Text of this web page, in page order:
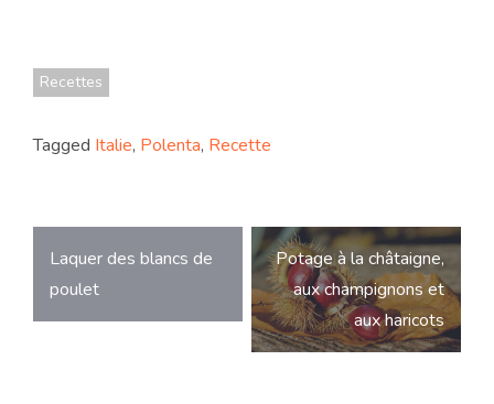
Recettes
Tagged Italie, Polenta, Recette
Navigation
de
l’article
Laquer des blancs de
poulet
Potage à la châtaigne,
aux champignons et
aux haricots